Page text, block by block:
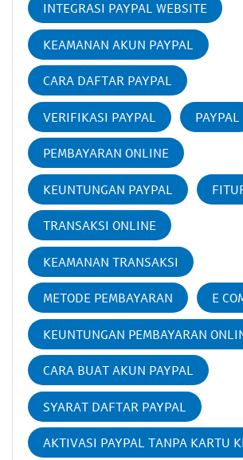
INTEGRASI PAYPAL WEBSITE
KEAMANAN AKUN PAYPAL
CARA DAFTAR PAYPAL
VERIFIKASI PAYPAL PAYPAL
PEMBAYARAN ONLINE
KEUNTUNGAN PAYPAL
TRANSAKSI ONLINE
KEAMANAN TRANSAKSI
METODE PEMBAYARAN E
KEUNTUNGAN PEMBAYARAN
CARA BUAT AKUN PAYPAL
SYARAT DAFTAR PAYPAL
AKTIVASI PAYPAL TANPA KARTU